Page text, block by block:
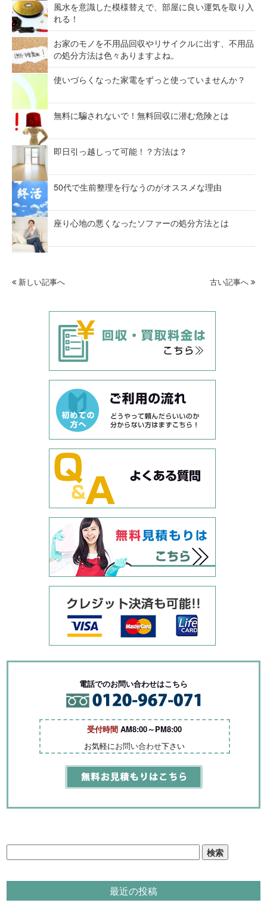
風水を意識した模様替えで、部屋に良い運気を取り入
れる！
お家のモノを不用品回収やリサイクルに出す、不用品
の処分方法は色々ありますよね。
使いづらくなった家電をずっと使っていませんか？
無料に騙されないで！無料回収に潜む危険とは
即日引っ越しって可能！？方法は？
50代で生前整理を行なうのがオススメな理由
座り心地の悪くなったソファーの処分方法とは
新しい記事へ 古い記事へ
電話でのお問い合わせはこちら
受付時間 AM8:00～PM8:00
お気軽にお問い合わせ下さい
最近の投稿